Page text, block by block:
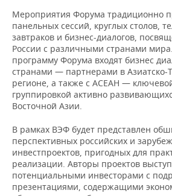
ЭНЕРГЕТИКА
ТЕЛЕКОММУНИКАЦИИ
БИЗНЕС-БРАНЧИ
ONLINE-КОНФЕРЕНЦИИ
ОТКРЫТАЯ ЛЕКЦИЯ
ФУТБОЛ
ХОККЕЙ
БАСКЕТБОЛ
КИБЕРСПОРТ
ФИГУРНОЕ КАТАНИЕ
НОВОСТИ ОБЩЕСТВА
ВЛАСТЬ
ИНФРАСТРУКТУРА
КУЛЬТУРА
МЕДИЦИНА
ФОТОГАЛЕРЕЯ
СЮЖЕТЫ
СПРАВОЧНИК
СПИСОК КОМПАНИЙ
Мероприятия Форума традиционно
панельных сессий, круглых столов,
завтраков и бизнес-диалогов,
России с различными странами
программу Форума входят бизнес
странами — партнерами в Азиатско-
регионе, а также с АСЕАН —
группировкой активно
Восточной Азии.
В рамках ВЭФ будет представлен
перспективных российских и
инвестпроектов, пригодных для
реализации. Авторы проектов
потенциальными инвесторами с
презентациями, содержащими